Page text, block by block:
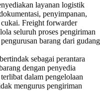
layanan logistik
penyimpanan,
cukai. Freight forwarder
seluruh proses pengiriman
barang dari gudang
sebagai perantara
dengan penyedia
dalam pengelolaan
mengurus pengiriman